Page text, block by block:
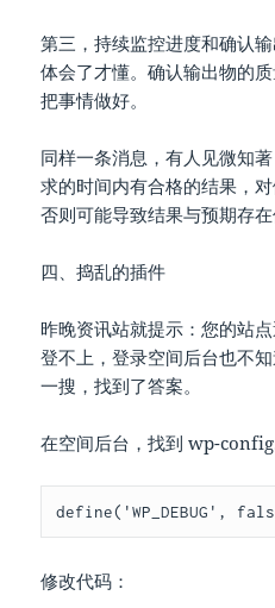
第三，持续监控进度和确认
体会了才懂。确认输出物的
把事情做好。
同样一条消息，有人见微知
求的时间内有合格的结果，
否则可能导致结果与预期存
四、捣乱的插件
昨晚资讯站就提示：您的站
登不上，登录空间后台也不
一搜，找到了答案。
在空间后台，找到 wp-
define('WP_DEBUG',
修改代码：